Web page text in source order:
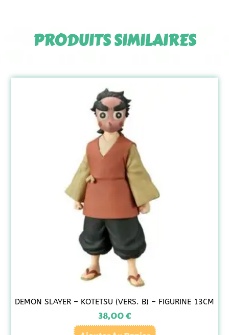
PRODUITS SIMILAIRES
DEMON SLAYER – KOTETSU (VERS. B) – FIGURINE 13CM
38,00€